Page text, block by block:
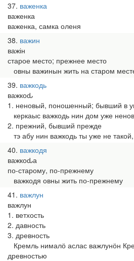
37 важенка
важенка
важенка, самка оленя
38 важин
важін
старое место; прежнее место
овны важинын жить на старом
39 важкодь
важкоԃ
1. неновый, поношенный; бывший в
керкаыс важкодь нин дом уже
2. прежний, бывший прежде
тэ абу нин важкодь ты уже не
40 важкодя
важкоԃа
по-старому, по-прежнему
важкодя овны жить по-прежнему
41 важлун
важлун
1. ветхость
2. давность
3. древность
Кремль нималӧ аслас важлунӧн
древностью